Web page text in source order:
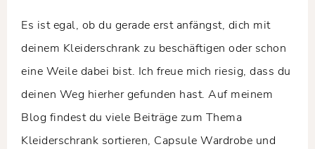
Es ist egal, ob du gerade erst anfängst, dich mit
deinem Kleiderschrank zu beschäftigen oder schon
eine Weile dabei bist. Ich freue mich riesig, dass du
deinen Weg hierher gefunden hast. Auf meinem
Blog findest du viele Beiträge zum Thema
Kleiderschrank sortieren, Capsule Wardrobe und